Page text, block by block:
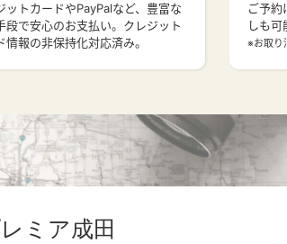
ットカードやPayPalなど、豊富な
段で安心のお支払い。クレジット
情報の非保持化対応済み。
ご予約
しも可
※お取り
ミア成田